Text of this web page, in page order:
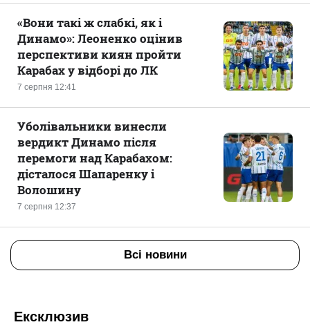
7 серпня 12:41
«Вони такі ж слабкі, як і
Динамо»: Леоненко оцінив
перспективи киян пройти
Карабах у відборі до ЛК
7 серпня 12:37
Уболівальники винесли
вердикт Динамо після
перемоги над Карабахом:
дісталося Шапаренку і
Волошину
Всі новини
Ексклюзив